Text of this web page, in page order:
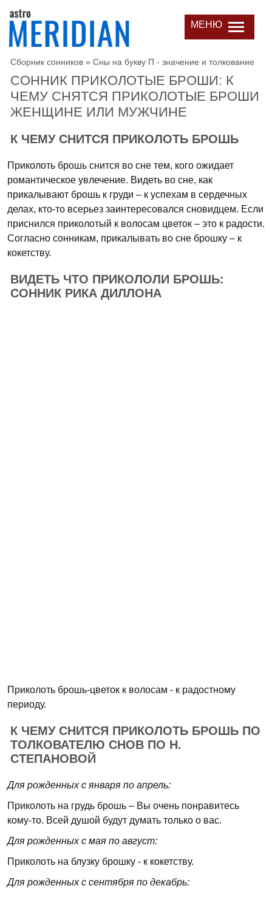
МЕНЮ
Сборник сонников » Сны на букву П - значение и толкование
СОННИК ПРИКОЛОТЫЕ БРОШИ: К
ЧЕМУ СНЯТСЯ ПРИКОЛОТЫЕ БРОШИ
ЖЕНЩИНЕ ИЛИ МУЖЧИНЕ
К ЧЕМУ СНИТСЯ ПРИКОЛОТЬ БРОШЬ
Приколоть брошь снится во сне тем, кого ожидает
романтическое увлечение. Видеть во сне, как
прикалывают брошь к груди – к успехам в сердечных
делах, кто-то всерьез заинтересовался сновидцем. Если
приснился приколотый к волосам цветок – это к радости.
Согласно сонникам, прикалывать во сне брошку – к
кокетству.
ВИДЕТЬ ЧТО ПРИКОЛОЛИ БРОШЬ:
СОННИК РИКА ДИЛЛОНА
Приколоть брошь-цветок к волосам - к радостному
периоду.
К ЧЕМУ СНИТСЯ ПРИКОЛОТЬ БРОШЬ ПО
ТОЛКОВАТЕЛЮ СНОВ ПО Н.
СТЕПАНОВОЙ
Для рожденных с января по апрель:
Приколоть на грудь брошь – Вы очень понравитесь
кому-то. Всей душой будут думать только о вас.
Для рожденных с мая по август:
Приколоть на блузку брошку - к кокетству.
Для рожденных с сентября по декабрь: